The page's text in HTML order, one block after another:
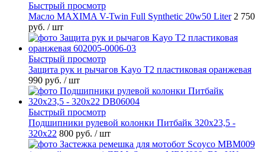
Быстрый просмотр
Масло MAXIMA V-Twin Full Synthetic 20w50 Liter 2 750
руб. / шт
Быстрый просмотр
Защита рук и рычагов Kayo T2 пластиковая оранжевая
990 руб. / шт
Быстрый просмотр
Подшипники рулевой колонки Питбайк 320x23,5 -
320x22 800 руб. / шт